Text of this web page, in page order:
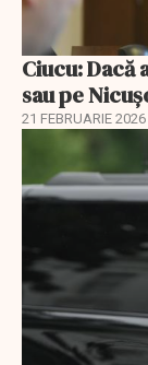
Ciucu: Dacă
sau pe
21 FEBRUARIE 2026